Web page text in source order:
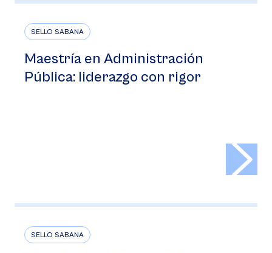
SELLO SABANA
Maestría en Administración
Pública: liderazgo con rigor
SELLO SABANA